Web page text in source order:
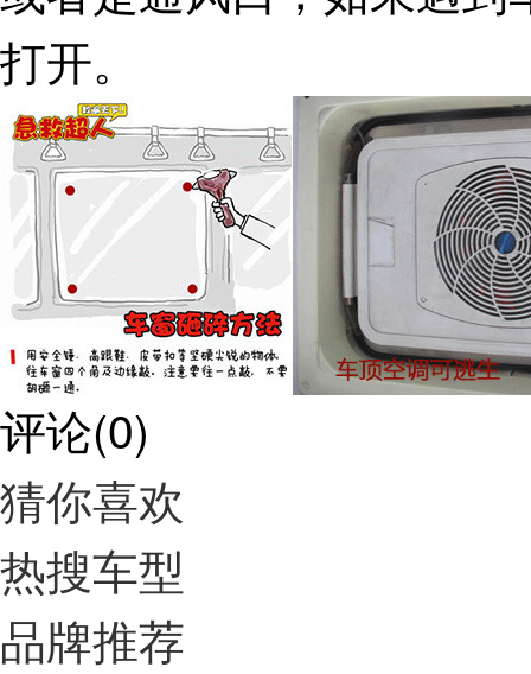
打开。
评论(0)
猜你喜欢
热搜车型
品牌推荐